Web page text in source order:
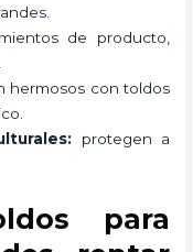
de producto,
hermosos con toldos
protegen a
para